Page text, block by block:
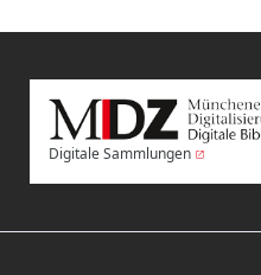
Digitale Sammlungen